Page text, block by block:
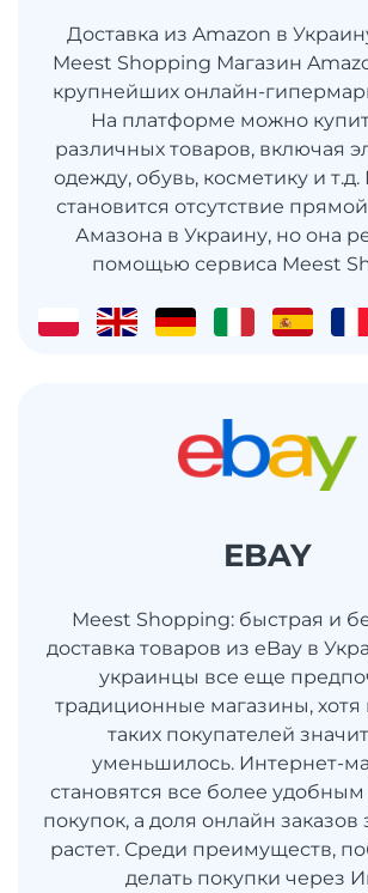
Доставка из Amazon в
Meest Shopping Магазин
крупнейших онлайн-
На платформе можно
различных товаров, включая
одежду, обувь, косметику и
становится отсутствие
Амазона в Украину, но она
помощью сервиса Meest
EBAY
Meest Shopping: быстрая и
доставка товаров из eBay в
украинцы все еще
традиционные магазины, хотя
таких покупателей
уменьшилось. Интернет-
становятся все более
покупок, а доля онлайн заказов
растет. Среди преимуществ,
делать покупки через